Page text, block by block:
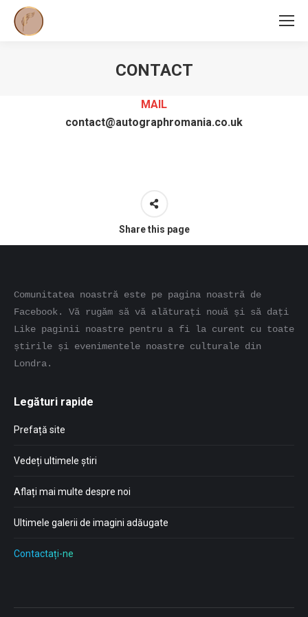
CONTACT
MAIL
contact@autographromania.co.uk
Share this page
Comunitatea noastră este pe pagina noastră de
Facebook. Vă rugăm să vă alăturați nouă și să dați
Like paginii noastre pentru a fi la curent cu toate
știrile și evenimentele noastre culturale din
Londra.
Legături rapide
Prefață site
Vedeți ultimele știri
Aflați mai multe despre noi
Ultimele galerii de imagini adăugate
Contactați-ne